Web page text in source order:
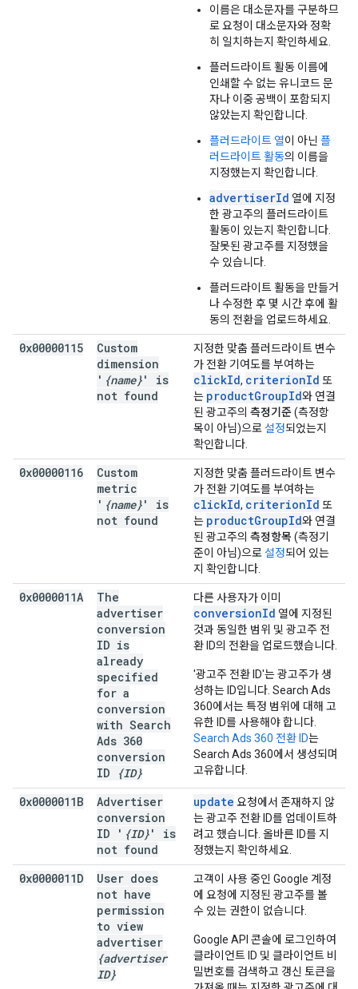
이름은 대소문자를 구분하므
로 요청이 대소문자와 정확
히 일치하는지 확인하세요.
플러드라이트 활동 이름에
인쇄할 수 없는 유니코드 문
자나 이중 공백이 포함되지
않았는지 확인합니다.
플러드라이트 열이 아닌 플
러드라이트 활동의 이름을
지정했는지 확인합니다.
advertiserId 열에 지정
한 광고주의 플러드라이트
활동이 있는지 확인합니다.
잘못된 광고주를 지정했을
수 있습니다.
플러드라이트 활동을 만들거
나 수정한 후 몇 시간 후에 활
동의 전환을 업로드하세요.
0x00000115
Custom
dimension
' {name}' is
not found
지정한 맞춤 플러드라이트 변수
가 전환 기여도를 부여하는
clickId, criterionId 또
는 productGroupId와 연결
된 광고주의 측정기준(측정항
목이 아님)으로 설정되었는지
확인합니다.
0x00000116
Custom
metric
' {name}' is
not found
지정한 맞춤 플러드라이트 변수
가 전환 기여도를 부여하는
clickId, criterionId 또
는 productGroupId와 연결
된 광고주의 측정항목 (측정기
준이 아님)으로 설정되어 있는
지 확인합니다.
0x0000011A
The
advertiser
conversion
ID is
already
specified
for a
conversion
with Search
Ads 360
conversion
ID
{ID}
다른 사용자가 이미
conversionId 열에 지정된
것과 동일한 범위 및 광고주 전
환 ID의 전환을 업로드했습니다.
'광고주 전환 ID'는 광고주가 생
성하는 ID입니다. Search Ads
360에서는 특정 범위에 대해 고
유한 ID를 사용해야 합니다.
Search Ads 360 전환 ID는
Search Ads 360에서 생성되며
고유합니다.
0x0000011B
Advertiser
conversion
ID ' {ID}' is
not found
update 요청에서 존재하지 않
는 광고주 전환 ID를 업데이트하
려고 했습니다. 올바른 ID를 지
정했는지 확인하세요.
0x0000011D
User does
not have
permission
to view
advertiser
{advertiser
ID}
고객이 사용 중인 Google 계정
에 요청에 지정된 광고주를 볼
수 있는 권한이 없습니다.
Google API 콘솔에 로그인하여
클라이언트 ID 및 클라이언트 비
밀번호를 검색하고 갱신 토큰을